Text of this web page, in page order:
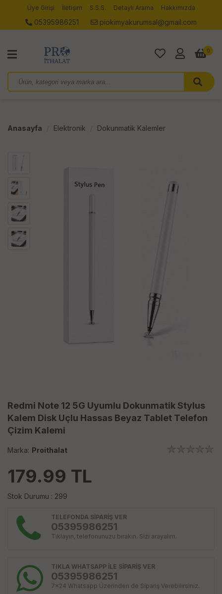
Üye Girişi İletişim S.S.S. Detaylı Arama Hakkımızda
05395986251 piokimyakurumsal@gmail.com
0
Anasayfa Elektronik Dokunmatik Kalemler
Redmi Note 12 5G Uyumlu Dokunmatik Stylus
Kalem Disk Uçlu Hassas Beyaz Tablet Telefon
Çizim Kalemi
Marka: Proithalat
179.99 TL
Stok Durumu : 299
TELEFONDA SİPARİŞ VER
05395986251
Tıklayın, telefonunuzu bırakın. Sizi arayalım.
TIKLA WHATSAPP İLE SİPARİŞ VER
05395986251
7x24 Whatsapp Üzerinden de Sipariş Verebilirsiniz.